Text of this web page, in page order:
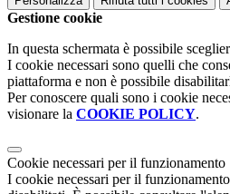
Gestione cookie
In questa schermata è possibile
I cookie necessari sono quelli che
piattaforma e non è possibile
Per conoscere quali sono i cookie
visionare la COOKIE POLICY.
Cookie necessari per il funzionamento
I cookie necessari per il